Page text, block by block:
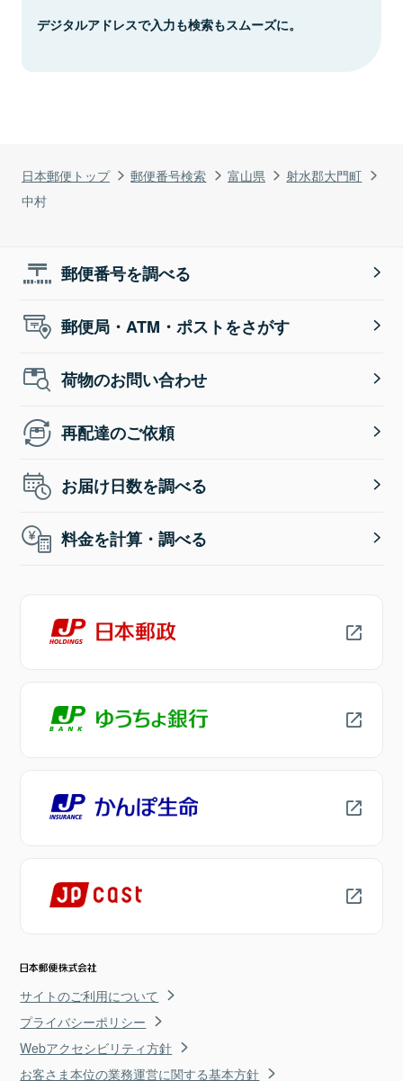
日本郵便トップ 郵便番号検索 富山県
射水郡大門町
中村
デジタルアドレスで入力も検索もスムーズに。
郵便番号を調べる
郵便局・ATM・ポストをさがす
荷物のお問い合わせ
再配達のご依頼
お届け日数を調べる
料金を計算・調べる
サイトのご利用について
プライバシーポリシー
Webアクセシビリティ方針
お客さま本位の業務運営に関する基本方針